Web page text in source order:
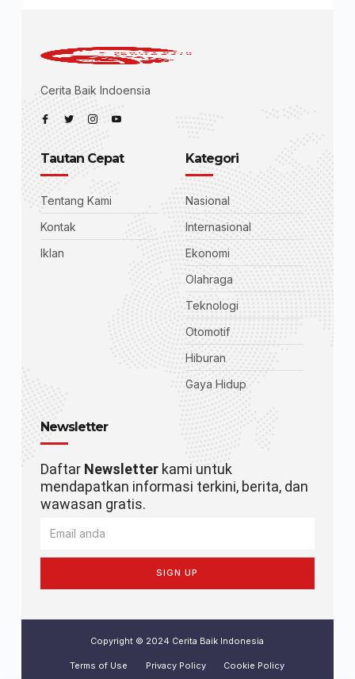
Cerita Baik Indoensia
Tautan Cepat
Tentang Kami
Kontak
Iklan
Kategori
Nasional
Internasional
Ekonomi
Olahraga
Teknologi
Otomotif
Hiburan
Gaya Hidup
Newsletter
Daftar Newsletterkami untuk
mendapatkan informasi terkini, berita, dan
wawasan gratis.
SIGN UP
Copyright © 2024 Cerita Baik Indonesia
Terms of Use Privacy Policy Cookie Policy